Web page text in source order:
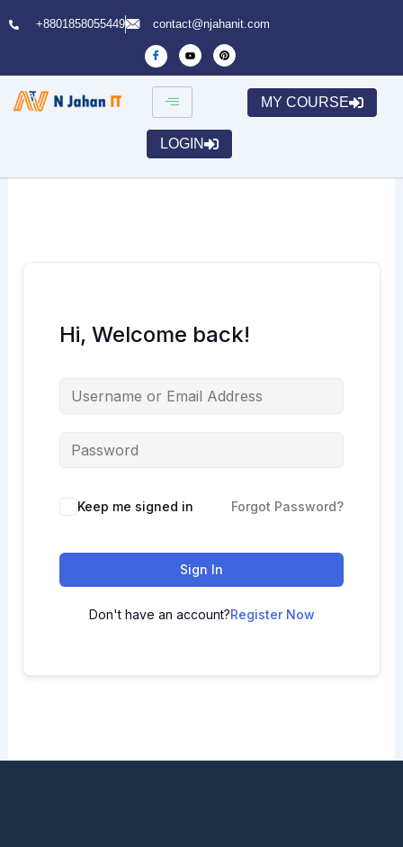
to
+8801858055449 contact@njahanit.com
MY COURSE
LOGIN
Hi, Welcome back!
Keep me signed in Forgot Password?
Sign In
Don't have an account?Register Now